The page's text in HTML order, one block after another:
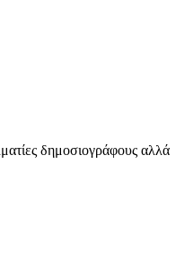
δημοσιογράφους αλλά